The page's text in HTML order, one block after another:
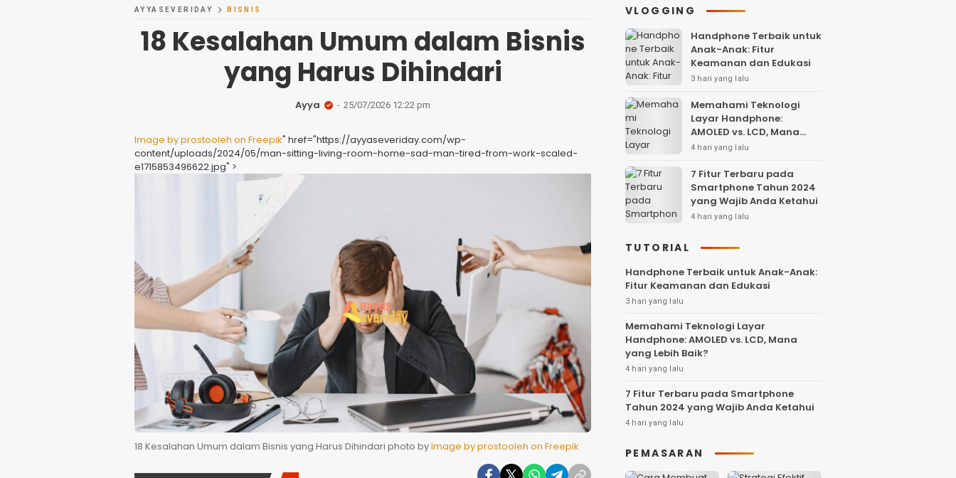
AYYASEVERIDAY BISNIS
18 Kesalahan Umum dalam Bisnis
yang Harus Dihindari
Ayya 25/07/2026 12:22 pm
Image by prostooleh on Freepik" href="https://ayyaseveriday.com/wp-
content/uploads/2024/05/man-sitting-living-room-home-sad-man-tired-from-work-scaled-
e1715853496622.jpg" >
18 Kesalahan Umum dalam Bisnis yang Harus Dihindari photo byImage by prostooleh on Freepik
VLOGGING
Handphone Terbaik untuk
Anak-Anak: Fitur
Keamanan dan Edukasi
3 hari yang lalu
Memahami Teknologi
Layar Handphone:
AMOLED vs. LCD, Mana
yang Lebih Baik?
4 hari yang lalu
7 Fitur Terbaru pada
Smartphone Tahun 2024
yang Wajib Anda Ketahui
4 hari yang lalu
TUTORIAL
Handphone Terbaik untuk Anak-Anak:
Fitur Keamanan dan Edukasi
3 hari yang lalu
Memahami Teknologi Layar
Handphone: AMOLED vs. LCD, Mana
yang Lebih Baik?
4 hari yang lalu
7 Fitur Terbaru pada Smartphone
Tahun 2024 yang Wajib Anda Ketahui
4 hari yang lalu
PEMASARAN